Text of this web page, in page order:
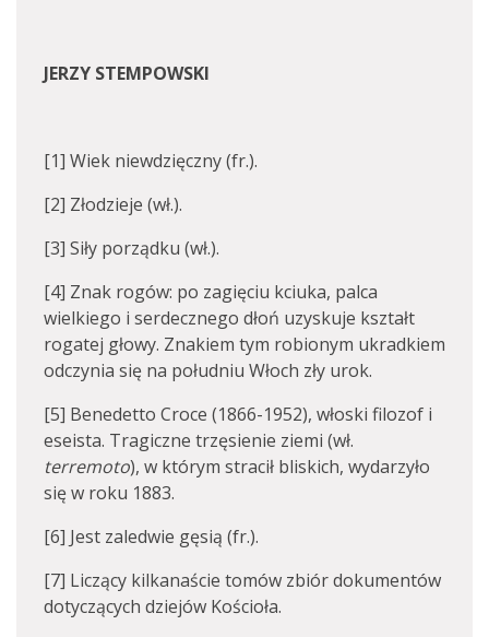
JERZY STEMPOWSKI
[1] Wiek niewdzięczny (fr.).
[2] Złodzieje (wł.).
[3] Siły porządku (wł.).
[4] Znak rogów: po zagięciu kciuka, palca
wielkiego i serdecznego dłoń uzyskuje kształt
rogatej głowy. Znakiem tym robionym ukradkiem
odczynia się na południu Włoch zły urok.
[5] Benedetto Croce (1866-1952), włoski filozof i
eseista. Tragiczne trzęsienie ziemi (wł.
terremoto), w którym stracił bliskich, wydarzyło
się w roku 1883.
[6] Jest zaledwie gęsią (fr.).
[7] Liczący kilkanaście tomów zbiór dokumentów
dotyczących dziejów Kościoła.